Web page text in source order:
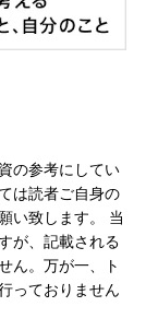
の参考にしてい
は読者ご自身の
い致します。 当
が、記載される
ん。万が一、ト
っておりません